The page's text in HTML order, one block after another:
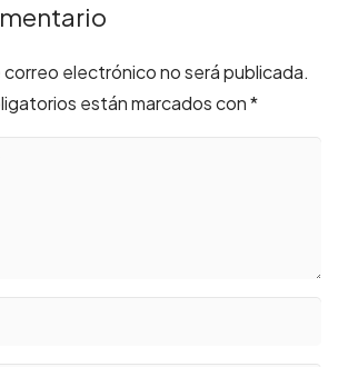
correo electrónico no será publicada.
están marcados con*